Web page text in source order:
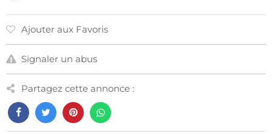
Ajouter aux Favoris
Signaler un abus
Partagez cette annonce :